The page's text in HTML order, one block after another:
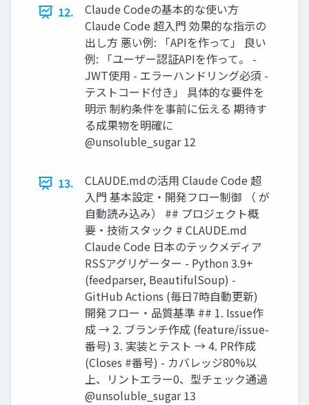
12.
Claude Codeの基本的な使い方
Claude Code 超入門 効果的な指示の
出し方 悪い例: 「APIを作って」 良い
例: 「ユーザー認証APIを作って。 -
JWT使用 - エラーハンドリング必須 -
テストコード付き」 具体的な要件を
明示 制約条件を事前に伝える 期待す
る成果物を明確に
@unsoluble_sugar 12
13.
CLAUDE.mdの活用 Claude Code 超
入門 基本設定・開発フロー制御 （ が
自動読み込み） ## プロジェクト概
要・技術スタック # CLAUDE.md
Claude Code 日本のテックメディア
RSSアグリゲーター - Python 3.9+
(feedparser, BeautifulSoup) -
GitHub Actions (毎日7時自動更新)
開発フロー・品質基準 ## 1. Issue作
成 → 2. ブランチ作成 (feature/issue-
番号) 3. 実装とテスト → 4. PR作成
(Closes #番号) - カバレッジ80%以
上、リントエラー0、型チェック通過
@unsoluble_sugar 13